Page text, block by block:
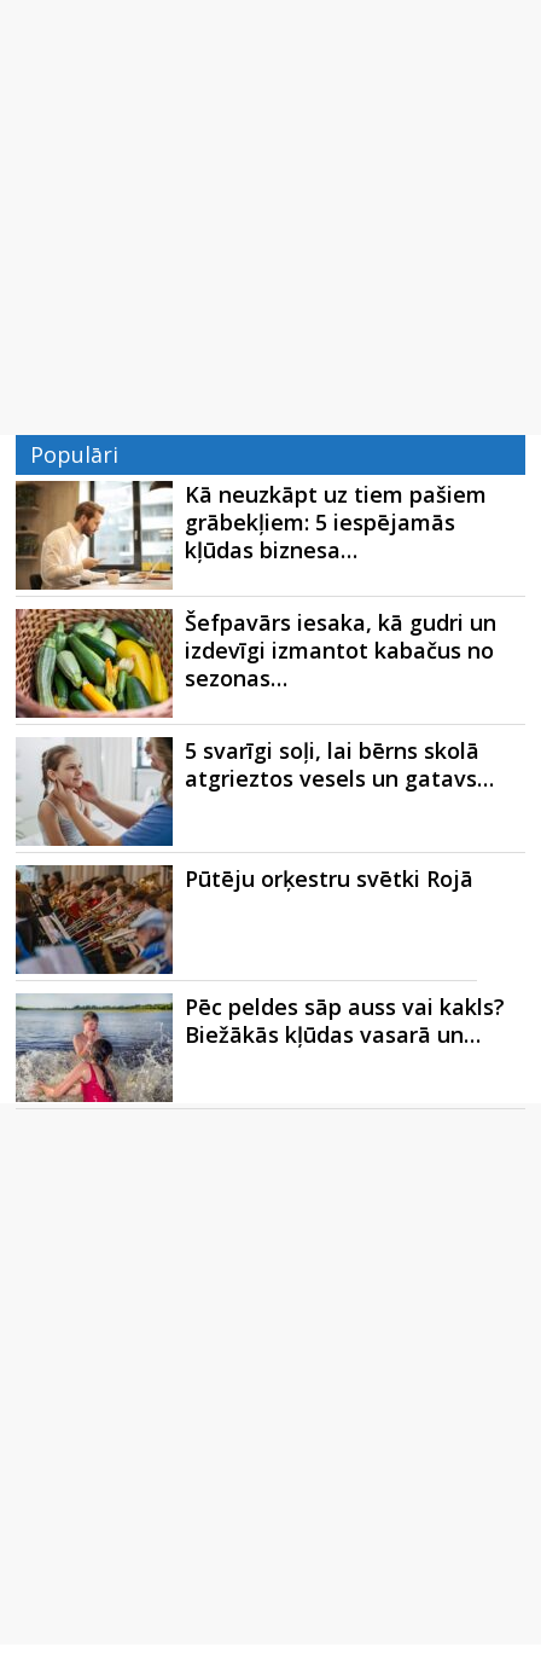
Populāri
Kā neuzkāpt uz tiem pašiem
grābekļiem: 5 iespējamās
kļūdas biznesa…
Šefpavārs iesaka, kā gudri un
izdevīgi izmantot kabačus no
sezonas…
5 svarīgi soļi, lai bērns skolā
atgrieztos vesels un gatavs…
Pūtēju orķestru svētki Rojā
Pēc peldes sāp auss vai kakls?
Biežākās kļūdas vasarā un…